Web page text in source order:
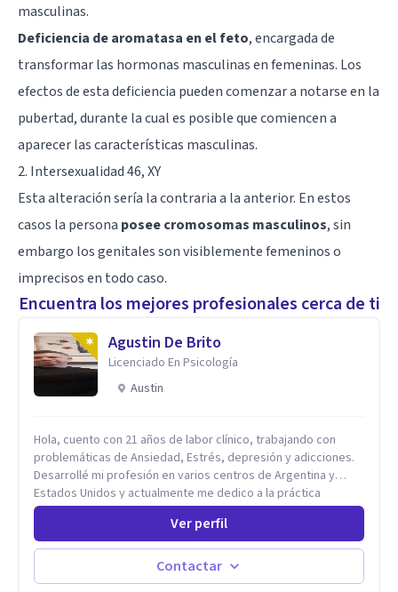
masculinas.
Deficiencia de aromatasa en el feto, encargada de
transformar las hormonas masculinas en femeninas. Los
efectos de esta deficiencia pueden comenzar a notarse en la
pubertad, durante la cual es posible que comiencen a
aparecer las características masculinas.
2. Intersexualidad 46, XY
Esta alteración sería la contraria a la anterior. En estos
casos la persona posee cromosomas masculinos, sin
embargo los genitales son visiblemente femeninos o
imprecisos en todo caso.
Encuentra los mejores profesionales cerca de ti
Agustin De Brito
Licenciado En Psicología
Austin
Hola, cuento con 21 años de labor clínico, trabajando con
problemáticas de Ansiedad, Estrés, depresión y adicciones.
Desarrollé mi profesión en varios centros de Argentina y
Estados Unidos y actualmente me dedico a la práctica
privada. Utilizo terapias cognitivas conductuales basadas en
evidencia científica con comprobados resultados. Los
objetivos terapéuticos están centrados en brindar
herramientas concretas para el cambio, que permitan
desarrollar nuevas habilidades y estrategias basadas en la
Ver perfil
Contactar